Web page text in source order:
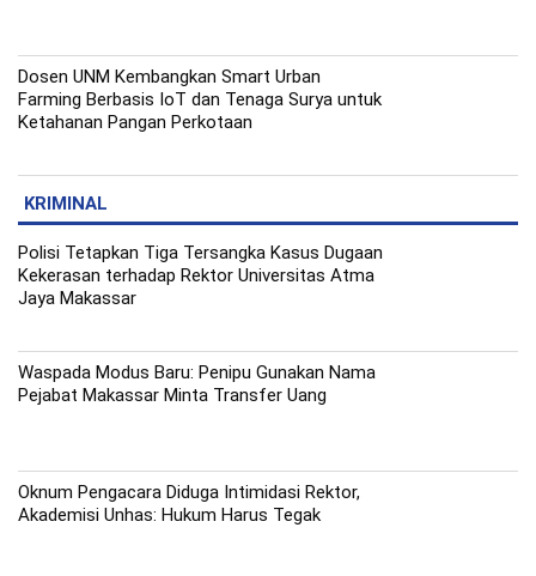
Dosen UNM Kembangkan Smart Urban
Farming Berbasis IoT dan Tenaga Surya untuk
Ketahanan Pangan Perkotaan
KRIMINAL
Polisi Tetapkan Tiga Tersangka Kasus Dugaan
Kekerasan terhadap Rektor Universitas Atma
Jaya Makassar
Waspada Modus Baru: Penipu Gunakan Nama
Pejabat Makassar Minta Transfer Uang
Oknum Pengacara Diduga Intimidasi Rektor,
Akademisi Unhas: Hukum Harus Tegak